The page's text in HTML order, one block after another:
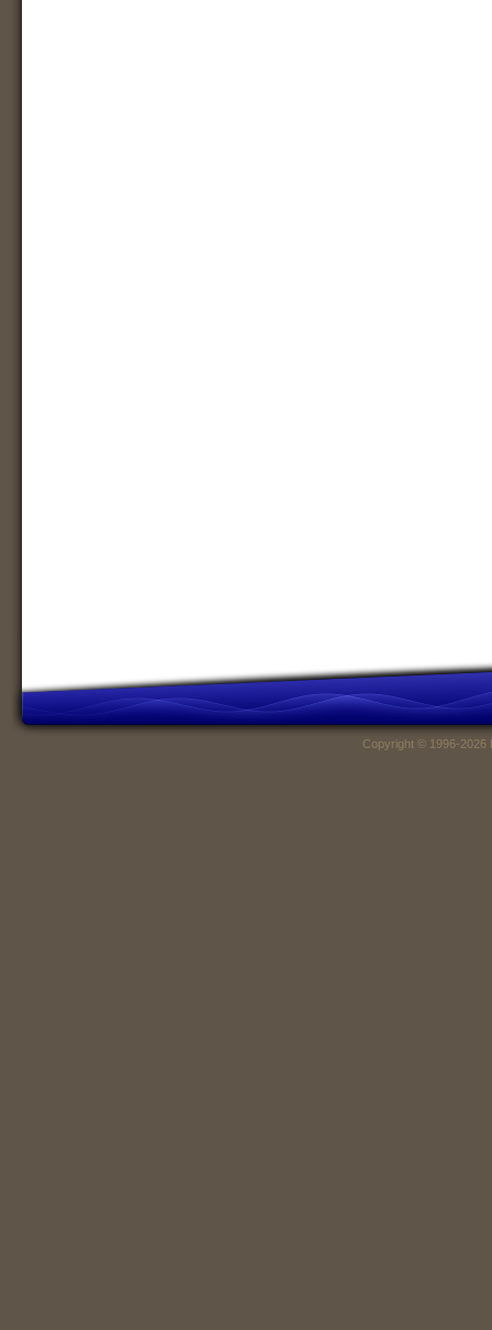
Copyright © 1996-2026